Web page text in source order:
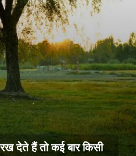
देते हैं तो कई बार किसी